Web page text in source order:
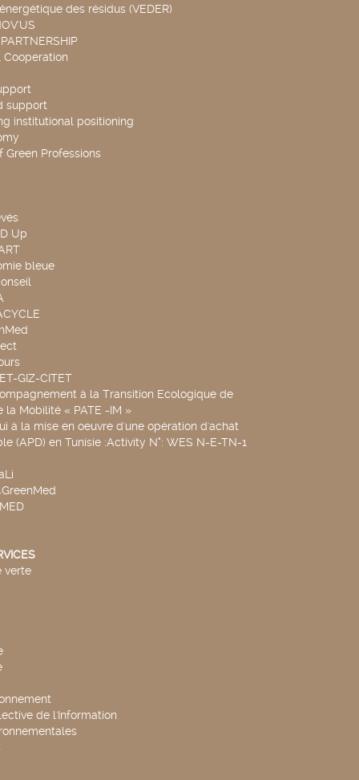
des résidus (VEDER)
Cooperation
support
institutional positioning
Green Professions
Up
bleue
GIZ-CITET
à la Transition Ecologique de
la Mobilité « PATE -IM »
à la mise en oeuvre d'une opération d'achat
(APD) en Tunisie :Activity N°: WES N-E-TN-1
verte
de l'Information